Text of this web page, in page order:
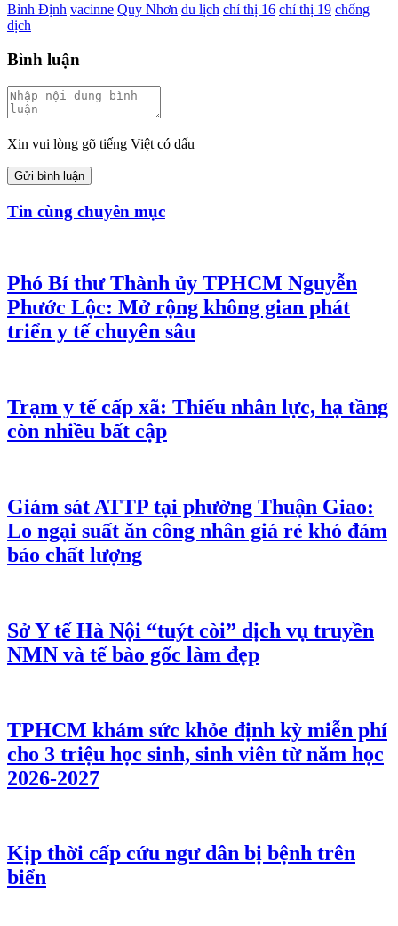
Bình Định vacinne Quy Nhơn du lịch chỉ thị 16 chỉ thị 19 chống
dịch
Bình luận
Xin vui lòng gõ tiếng Việt có dấu
Gửi bình luận
Tin cùng chuyên mục
Phó Bí thư Thành ủy TPHCM Nguyễn
Phước Lộc: Mở rộng không gian phát
triển y tế chuyên sâu
Trạm y tế cấp xã: Thiếu nhân lực, hạ tầng
còn nhiều bất cập
Giám sát ATTP tại phường Thuận Giao:
Lo ngại suất ăn công nhân giá rẻ khó đảm
bảo chất lượng
Sở Y tế Hà Nội “tuýt còi” dịch vụ truyền
NMN và tế bào gốc làm đẹp
TPHCM khám sức khỏe định kỳ miễn phí
cho 3 triệu học sinh, sinh viên từ năm học
2026-2027
Kịp thời cấp cứu ngư dân bị bệnh trên
biển